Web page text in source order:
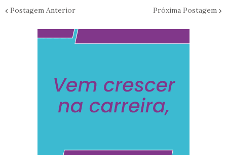
Postagem Anterior Próxima Postagem